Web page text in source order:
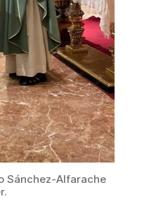
Sánchez-Alfarache